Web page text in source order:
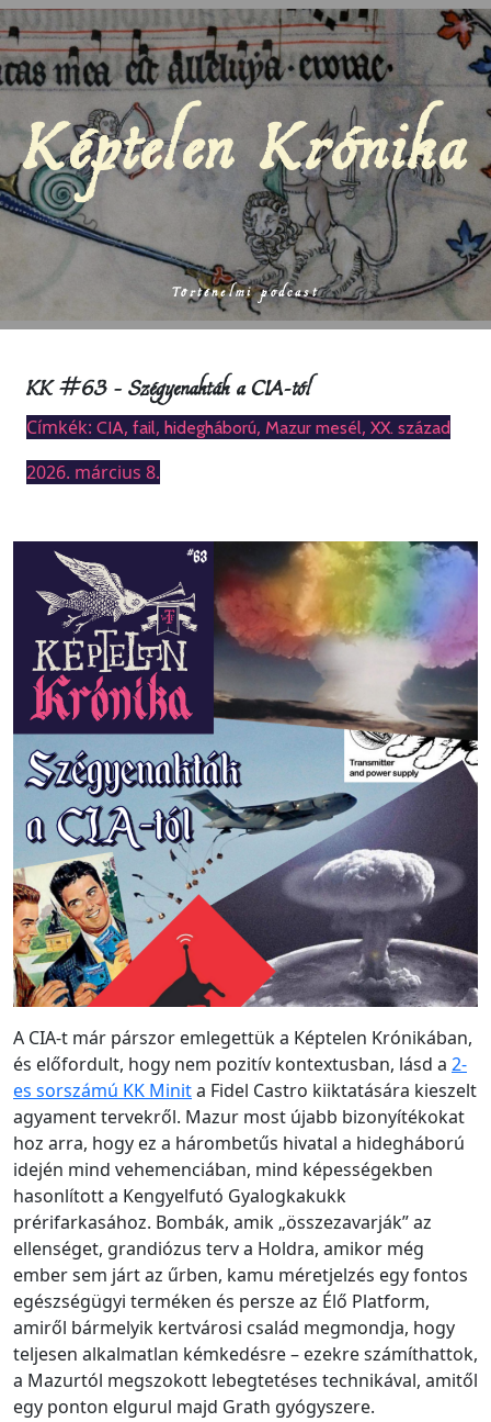
Képtelen Krónika
Történelmi podcast
KK #63 – Szégyenakták a CIA-tól
Címkék: CIA, fail, hidegháború, Mazur mesél, XX. század
2026. március 8.
A CIA-t már párszor emlegettük a Képtelen Krónikában,
és előfordult, hogy nem pozitív kontextusban, lásd a 2-
es sorszámú KK Minita Fidel Castro kiiktatására kieszelt
agyament tervekről. Mazur most újabb bizonyítékokat
hoz arra, hogy ez a hárombetűs hivatal a hidegháború
idején mind vehemenciában, mind képességekben
hasonlított a Kengyelfutó Gyalogkakukk
prérifarkasához. Bombák, amik „összezavarják” az
ellenséget, grandiózus terv a Holdra, amikor még
ember sem járt az űrben, kamu méretjelzés egy fontos
egészségügyi terméken és persze az Élő Platform,
amiről bármelyik kertvárosi család megmondja, hogy
teljesen alkalmatlan kémkedésre – ezekre számíthattok,
a Mazurtól megszokott lebegtetéses technikával, amitől
egy ponton elgurul majd Grath gyógyszere.